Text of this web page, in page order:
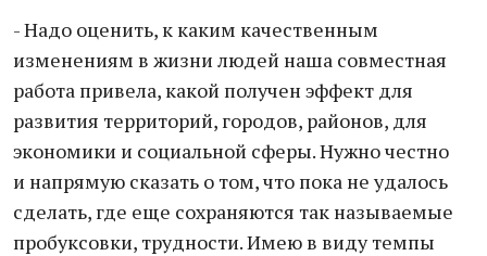
- Надо оценить, к каким качественным
изменениям в жизни людей наша совместная
работа привела, какой получен эффект для
развития территорий, городов, районов, для
экономики и социальной сферы. Нужно честно
и напрямую сказать о том, что пока не удалось
сделать, где еще сохраняются так называемые
пробуксовки, трудности. Имею в виду темпы